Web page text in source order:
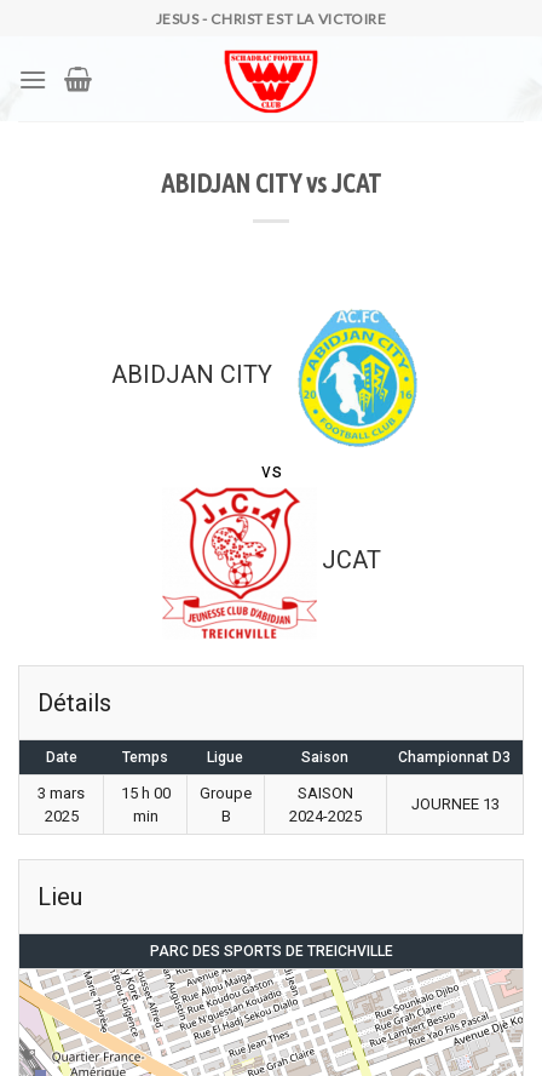
content
JESUS - CHRIST EST LA VICTOIRE
ABIDJAN CITY vs JCAT
ABIDJAN CITY
vs
JCAT
Détails
Date Temps Ligue Saison Championnat D3
3 mars
2025
15 h 00
min
Groupe
B
SAISON
2024-2025
JOURNEE 13
Lieu
PARC DES SPORTS DE TREICHVILLE